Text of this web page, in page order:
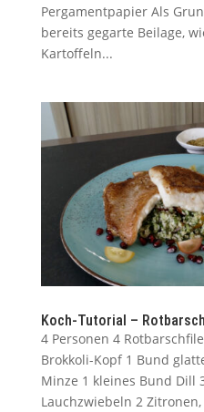
Pergamentpapier Als
bereits gegarte Beilage,
Kartoffeln...
Koch-Tutorial – Rotbarsch
4 Personen 4
Brokkoli-Kopf 1 Bund
Minze 1 kleines Bund Dill
Lauchzwiebeln 2 Zitronen,